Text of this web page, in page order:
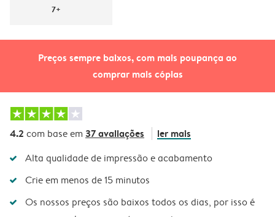
Preços sempre baixos, com mais poupança ao
comprar mais cópias
7+
4.2 com base em 37 avaliações ler mais
Alta qualidade de impressão e acabamento
Crie em menos de 15 minutos
Os nossos preços são baixos todos os dias, por isso é